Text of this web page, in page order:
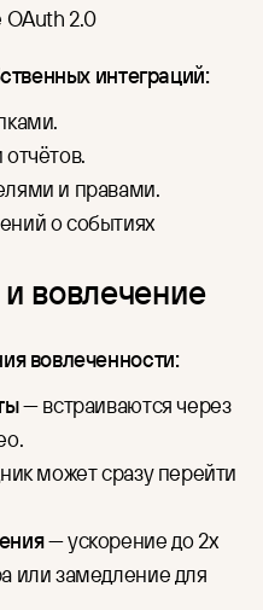
OAuth 2.0
интеграций:
и правами.
о событиях
вовлечение
вовлеченности:
— встраиваются через
может сразу перейти
— ускорение до 2x
или замедление для